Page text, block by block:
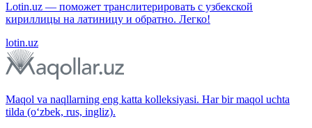
Lotin.uz — поможет транслитерировать с узбекской
кириллицы на латиницу и обратно. Легко!
lotin.uz
Maqol va naqllarning eng katta kolleksiyasi. Har bir maqol uchta
tilda (o‘zbek, rus, ingliz).